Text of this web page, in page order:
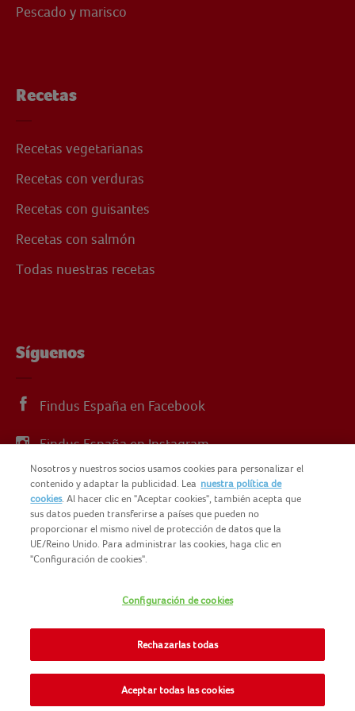
Pescado y marisco
Recetas
Recetas vegetarianas
Recetas con verduras
Recetas con guisantes
Recetas con salmón
Todas nuestras recetas
Síguenos
Findus España en Facebook
Findus España en Instagram
Findus España en X
POLÍTICA DE PRIVACIDAD
MAPA DEL SITIO
TÉRMINOS Y CONDICIONES
FINDUS FOOD SERVICES
COOKIES
CONTACTO
Nosotros y nuestros socios usamos cookies para personalizar el
contenido y adaptar la publicidad. Lea nuestra política de
cookies. Al hacer clic en "Aceptar cookies", también acepta que
sus datos pueden transferirse a países que pueden no
proporcionar el mismo nivel de protección de datos que la
UE/Reino Unido. Para administrar las cookies, haga clic en
"Configuración de cookies".
Configuración de cookies
Rechazarlas todas
Aceptar todas las cookies